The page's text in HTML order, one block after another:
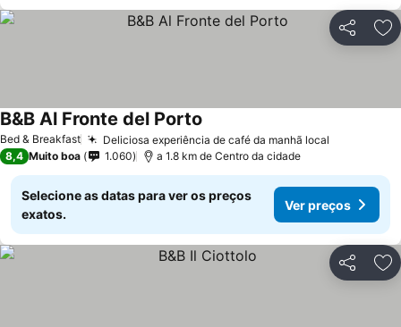
Partilhar
Bed & Breakfast Deliciosa experiência de café da manhã local
B&B Al Fronte del Porto
8,4 Muito boa 1.060 a 1.8 km de Centro da cidade
Selecione as datas para ver os preços
exatos.
Ver preços
Partilhar